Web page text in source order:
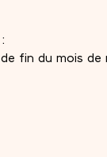
fin du mois